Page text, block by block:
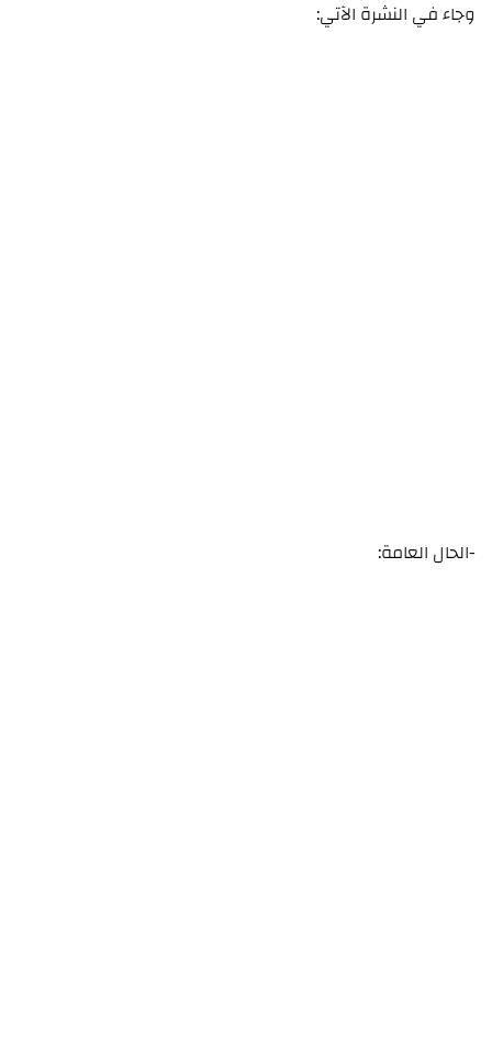
وجاء في النشرة الآتي:
-الحال العامة: